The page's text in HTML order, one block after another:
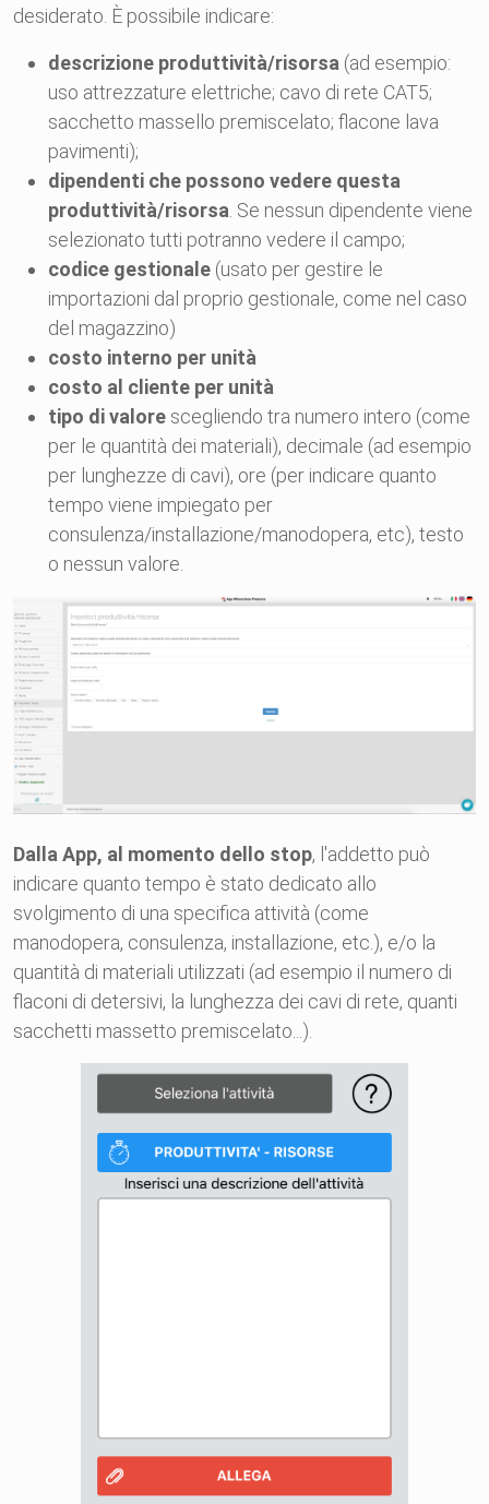
desiderato. È possibile indicare:
descrizione produttività/risorsa (ad esempio:
uso attrezzature elettriche; cavo di rete CAT5;
sacchetto massello premiscelato; flacone lava
pavimenti);
dipendenti che possono vedere questa
produttività/risorsa . Se nessun dipendente viene
selezionato tutti potranno vedere il campo;
codice gestionale (usato per gestire le
importazioni dal proprio gestionale, come nel caso
del magazzino)
costo interno per unità
costo al cliente per unità
tipo di valore scegliendo tra numero intero (come
per le quantità dei materiali), decimale (ad esempio
per lunghezze di cavi), ore (per indicare quanto
tempo viene impiegato per
consulenza/installazione/manodopera, etc), testo
o nessun valore.
Dalla App, al momento dello stop, l'addetto può
indicare quanto tempo è stato dedicato allo
svolgimento di una specifica attività (come
manodopera, consulenza, installazione, etc.), e/o la
quantità di materiali utilizzati (ad esempio il numero di
flaconi di detersivi, la lunghezza dei cavi di rete, quanti
sacchetti massetto premiscelato...).